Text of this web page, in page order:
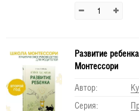
Развитие
Монтессори
Автор:
Серия: